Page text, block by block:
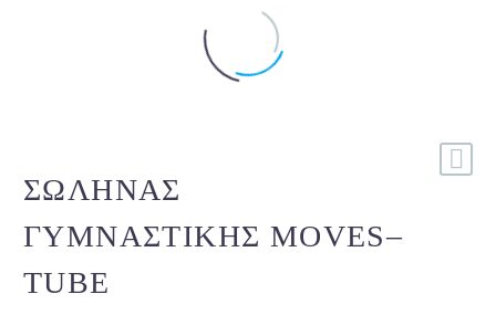
ΣΩΛΉΝΑΣ
ΓΥΜΝΑΣΤΙΚΉΣ MOVES–
TUBE